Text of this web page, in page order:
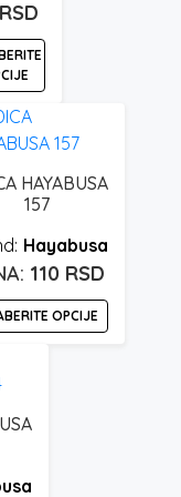
RSD
HAYABUSA
157
Hayabusa
110 RSD
OPCIJE